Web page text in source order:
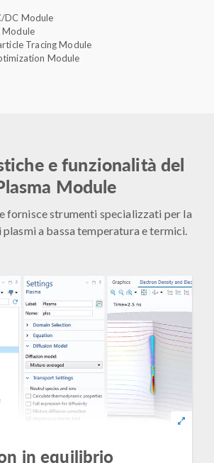
DC Module
Module
Tracing Module
Module
e funzionalità del
Module
fornisce strumenti specializzati per la
a bassa temperatura e termici.
in equilibrio